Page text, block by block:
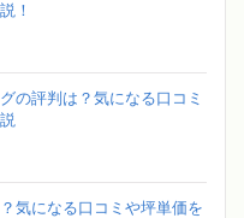
！
の評判は？気になる口コミ
気になる口コミや坪単価を